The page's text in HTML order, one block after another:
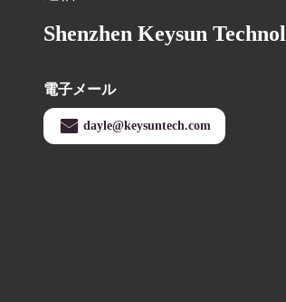
Shenzhen Keysun
電子メール
dayle@keysuntech.com